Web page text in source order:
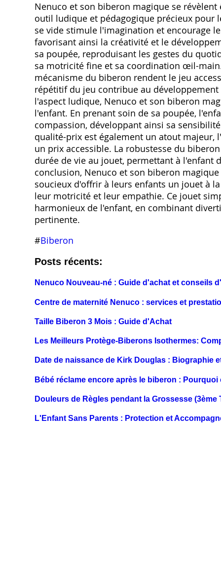
Nenuco et son biberon magique se
outil ludique et pédagogique précieux
se vide stimule l'imagination et encourage
favorisant ainsi la créativité et le
sa poupée, reproduisant les gestes du
sa motricité fine et sa coordination œil-
mécanisme du biberon rendent le jeu
répétitif du jeu contribue au
l'aspect ludique, Nenuco et son biberon
l'enfant. En prenant soin de sa poupée,
compassion, développant ainsi sa
qualité-prix est également un atout
un prix accessible. La robustesse du
durée de vie au jouet, permettant à l'enfant
conclusion, Nenuco et son biberon
soucieux d'offrir à leurs enfants un jouet à
leur motricité et leur empathie. Ce jouet
harmonieux de l'enfant, en combinant
pertinente.
#Biberon
Posts récents:
Nenuco Nouveau-né : Guide d'achat et conseils
Centre de maternité Nenuco : services et
Taille Biberon 3 Mois : Guide d'Achat
Les Meilleurs Protège-Biberons Isothermes:
Date de naissance de Kirk Douglas : Biographie
Bébé réclame encore après le biberon : Pourquoi
Douleurs de Règles pendant la Grossesse (3ème
L'Enfant Sans Parents : Protection et